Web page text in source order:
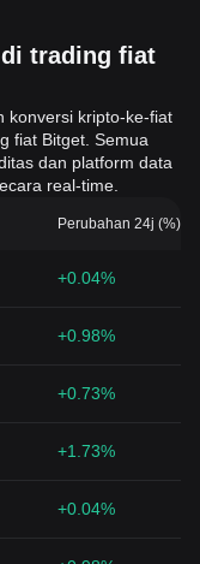
trading fiat
konversi kripto-ke-fiat
fiat Bitget. Semua
dan platform data
real-time.
Perubahan 24j (%)
+0.04%
+0.98%
+0.73%
+1.73%
+0.04%